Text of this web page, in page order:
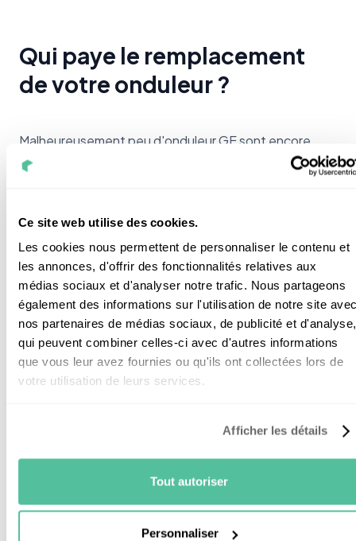
Ce site web utilise des cookies.
Les cookies nous permettent de personnaliser le contenu et
les annonces, d'offrir des fonctionnalités relatives aux
médias sociaux et d'analyser notre trafic. Nous partageons
également des informations sur l'utilisation de notre site
nos partenaires de médias sociaux, de publicité et d'analyse,
qui peuvent combiner celles-ci avec d'autres informations
que vous leur avez fournies ou qu'ils ont collectées lors de
votre utilisation de leurs services.
Afficher les détails
Tout autoriser
Personnaliser
Qui paye le remplacement
de votre onduleur ?
Malheureusement peu d'onduleur GE sont encore
sous garantie, c'est à vous de payer le remplacement.
habitation qui prend le relai.
⚠️ Pour que votre assurance habitation couvre les
frais, vous avez besoin d'un diagnostic réalisé par un
professionnel certifié Quali'PV .
Vous pouvez cliquericipour que l'un de nos
techniciens vous contacte dans la foulée.
Aide au financement pour le
dépannage de votre
installation :